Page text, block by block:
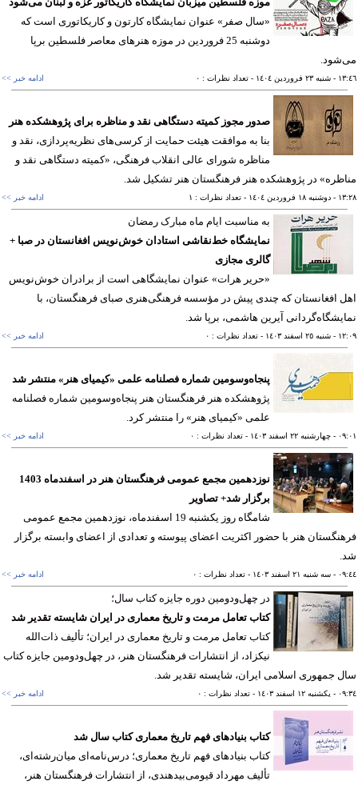
«سال صفر» عنوان نمایشگاه کارتون و کاریکاتوری است که
دوشنبه 25 فروردین در موزه هنرهای معاصر فلسطین برپا
- شنبه ٢٣ فروردين ١٤٠٤ - تعداد نظرات : ٠ ادامه خبر >>
صدور مجوز کمیته دستگاهی نقد و مناظره برای پژوهشکده هنر
بنا به موافقت هیئت حمایت از کرسی‌های نظریه‌پردازی، نقد و
مناظره شورای عالی انقلاب فرهنگی، «کمیته دستگاهی نقد و
در پژوهشکده هنر فرهنگستان هنر تشکیل شد.
- دوشنبه ١٨ فروردين ١٤٠٤ - تعداد نظرات : ١ ادامه خبر >>
به مناسبت ایام ماه مبارک رمضان
نمایشگاه خط‌نقاشی استادان خوش‌نویس افغانستان در صبا +
گالری مجازی
«حریر هرات» عنوان نمایشگاهی است از برادران خوش‌نویس
افغانستان که چندی پیش در مؤسسه فرهنگی‌هنری صبای فرهنگستان، با
آیرین هاشمی، برپا شد.
- شنبه ٢٥ اسفند ١٤٠٣ - تعداد نظرات : ٠ ادامه خبر >>
پنجاه‌وسومین شماره فصلنامه علمی «کیمیای هنر» منتشر شد
پژوهشکده هنر فرهنگستان هنر پنجاه‌وسومین شماره فصلنامه
علمی «کیمیای هنر» را منتشر کرد.
- چهارشنبه ٢٢ اسفند ١٤٠٣ - تعداد نظرات : ٠ ادامه خبر >>
نوزدهمین مجمع عمومی فرهنگستان هنر در اسفندماه 1403
برگزار شد+ تصاویر
شامگاه روز یکشنبه 19 اسفندماه، نوزدهمین مجمع عمومی
هنر با حضور اکثریت اعضای پیوسته و تعدادی از اعضای وابسته برگزار
- سه شنبه ٢١ اسفند ١٤٠٣ - تعداد نظرات : ٠ ادامه خبر >>
در چهل‌ودومین دوره جایزه کتاب سال؛
کتاب تعامل مرمت و تاریخ معماری در ایران شایسته تقدیر شد
کتاب تعامل مرمت و تاریخ معماری در ایران؛ تألیف ذات‌الله
نیکزاد، از انتشارات فرهنگستان هنر، در چهل‌و‌دومین جایزه کتاب
جمهوری اسلامی ایران، شایسته تقدیر شد.
- يکشنبه ١٢ اسفند ١٤٠٣ - تعداد نظرات : ٠ ادامه خبر >>
کتاب بنیادهای فهم تاریخ معماری کتاب سال شد
کتاب بنیادهای فهم تاریخ معماری؛ درس‌نامه‌ای میان‌رشته‌ای،
تألیف مهرداد قیومی‌بیدهندی، از انتشارات فرهنگستان هنر،